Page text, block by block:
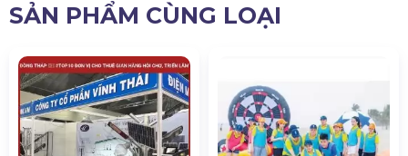
SẢN PHẨM CÙNG LOẠI